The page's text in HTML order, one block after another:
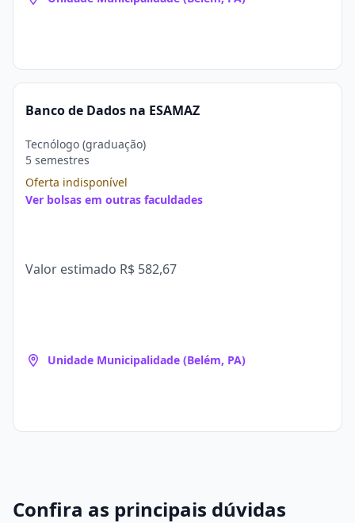
Banco de Dados na ESAMAZ
Tecnólogo (graduação)
5 semestres
Oferta indisponível
Ver bolsas em outras faculdades
Valor estimado R$ 582,67
Unidade Municipalidade (Belém, PA)
Confira as principais dúvidas